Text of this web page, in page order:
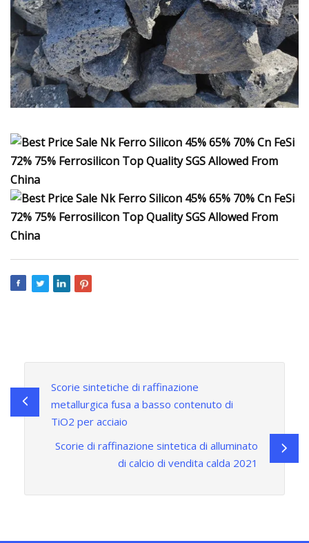
Scorie sintetiche di raffinazione
metallurgica fusa a basso contenuto di
TiO2 per acciaio
Scorie di raffinazione sintetica di alluminato
di calcio di vendita calda 2021